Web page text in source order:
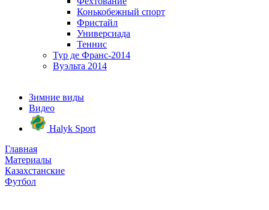
Конькобежный спорт
Фристайл
Универсиада
Теннис
Тур де Франс-2014
Вуэльта 2014
Зимние виды
Видео
Halyk Sport
Главная
Материалы
Казахстанские
Футбол